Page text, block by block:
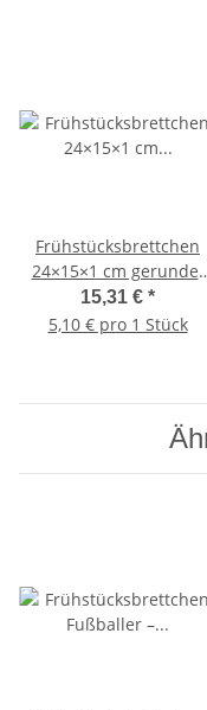
Frühstücksbrettchen
24×15×1 cm gerundet
3er Set Ahornholz –
naturbelassen
15,31 € *
5,10 € pro 1 Stück